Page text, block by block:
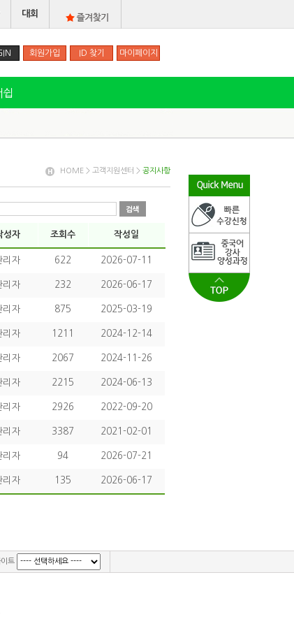
대회
회원가입 ID 찾기 마이페이지
쉽
HOME > 고객지원센터 > 공지사항
성자 조회수 작성일
리자 622 2026-07-11
리자 232 2026-06-17
리자 875 2025-03-19
리자 1211 2024-12-14
리자 2067 2024-11-26
리자 2215 2024-06-13
리자 2926 2022-09-20
리자 3387 2021-02-01
리자 94 2026-07-21
리자 135 2026-06-17
트